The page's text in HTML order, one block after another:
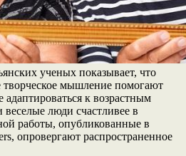
ученых показывает, что
творческое мышление помогают
к возрастным
люди счастливее в
работы, опубликованные в
опровергают распространенное